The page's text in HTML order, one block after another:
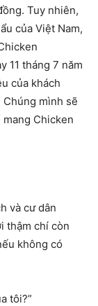
Tuy nhiên,
của Việt Nam,
11 tháng 7 năm
của khách
Chúng mình sẽ
Chicken
và cư dân
thậm chí còn
không có
tôi?”